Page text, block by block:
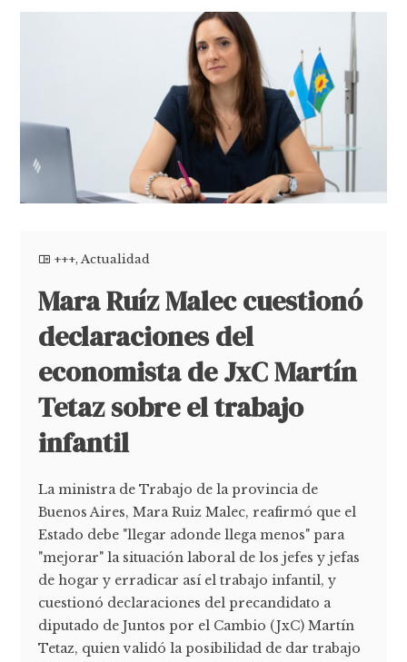
+++,Actualidad
Mara Ruíz Malec cuestionó
declaraciones del
economista de JxC Martín
Tetaz sobre el trabajo
infantil
La ministra de Trabajo de la provincia de
Buenos Aires, Mara Ruiz Malec, reafirmó que el
Estado debe "llegar adonde llega menos" para
"mejorar" la situación laboral de los jefes y jefas
de hogar y erradicar así el trabajo infantil, y
cuestionó declaraciones del precandidato a
diputado de Juntos por el Cambio (JxC) Martín
Tetaz, quien validó la posibilidad de dar trabajo